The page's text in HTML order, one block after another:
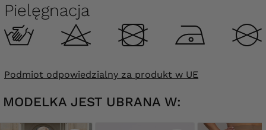
Pielęgnacja
Podmiot odpowiedzialny za produkt w UE
MODELKA JEST UBRANA W: